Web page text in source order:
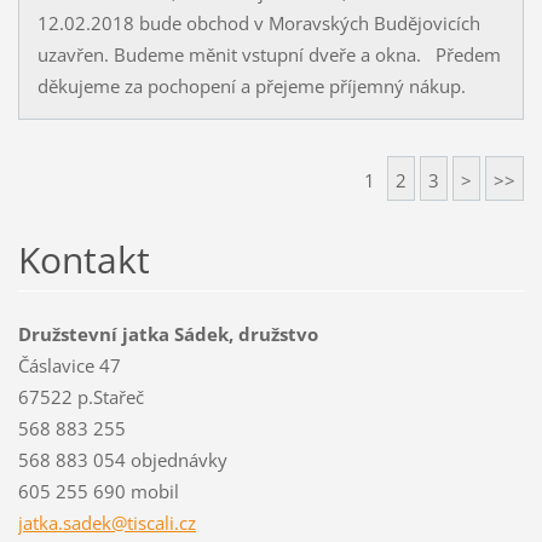
12.02.2018 bude obchod v Moravských Budějovicích
uzavřen. Budeme měnit vstupní dveře a okna. Předem
děkujeme za pochopení a přejeme příjemný nákup.
1 2 3 > >>
Kontakt
Družstevní jatka Sádek, družstvo
Čáslavice 47
67522 p.Stařeč
568 883 255
568 883 054 objednávky
605 255 690 mobil
jatka.sadek@tiscali.cz